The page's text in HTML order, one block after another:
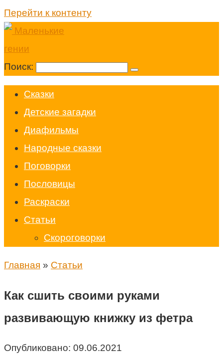
Перейти к контенту
Поиск:
Cказки
Детские загадки
Диафильмы
Народные сказки
Поговорки
Пословицы
Раскраски
Статьи
Скороговорки
Главная » Статьи
Как сшить своими руками
развивающую книжку из фетра
Опубликовано: 09.06.2021